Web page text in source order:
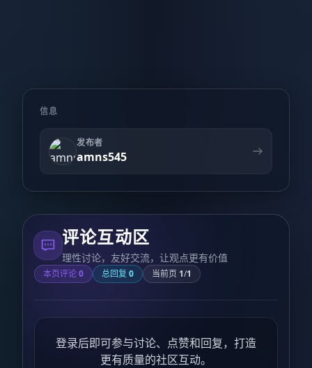
信息
发布者
amns545
评论互动区
理性讨论，友好交流，让观点更有价值
本页评论0 总回复 0 当前页 1/1
登录后即可参与讨论、点赞和回复，打造
更有质量的社区互动。